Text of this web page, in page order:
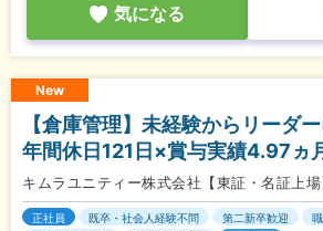
気になる
New
【倉庫管理】未経験からリーダ
年間休日121日×賞与実績4.97ヵ
キムラユニティー株式会社【東証・名証上場
正社員 既卒・社会人経験不問 第二新卒歓迎